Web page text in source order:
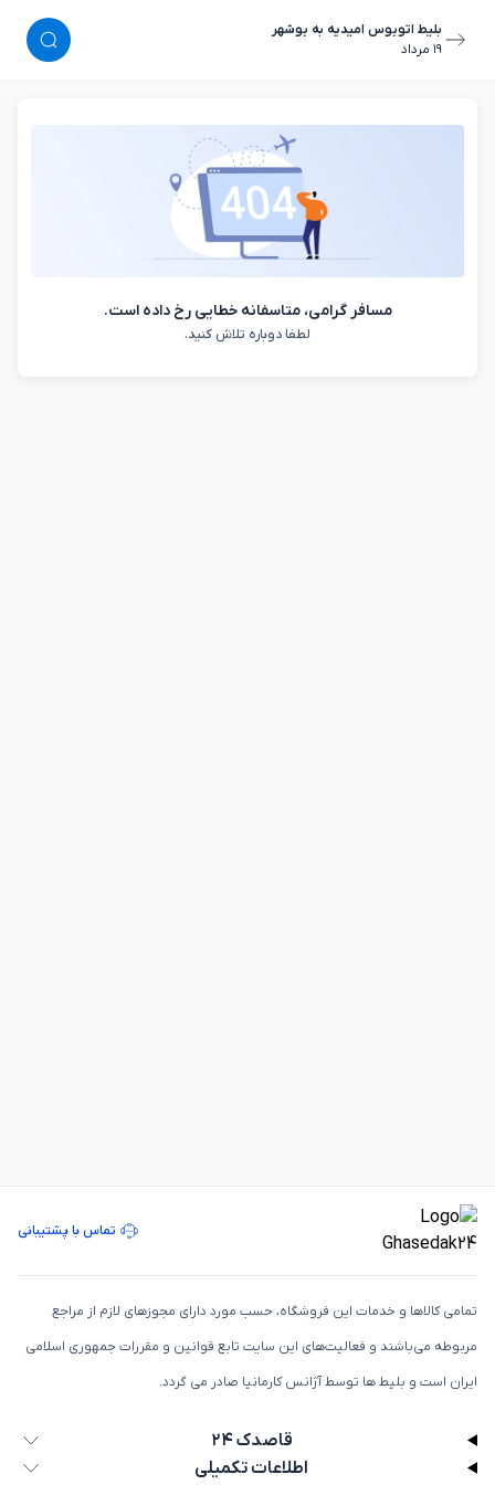
بلیط اتوبوس امیدیه به بوشهر
١٩ مرداد
مسافر گرامی، متاسفانه خطایی رخ داده است.
لطفا دوباره تلاش کنید.
تماس با پشتیبانی
تمامی كالاها و خدمات اين فروشگاه، حسب مورد دارای مجوزهای لازم از مراجع
مربوطه می‌باشند و فعاليت‌های اين سايت تابع قوانين و مقررات جمهوری اسلامی
ايران است و بلیط ها توسط آژانس کارمانیا صادر می گردد.
قاصدک ۲۴
اطلاعات تکمیلی